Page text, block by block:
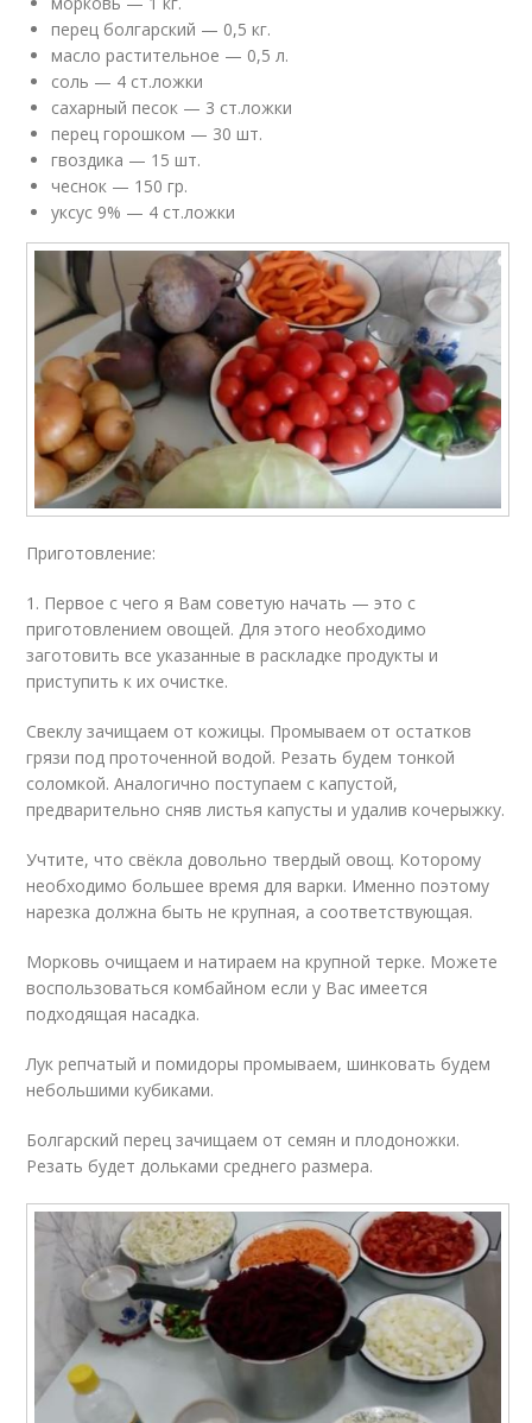
перец болгарский — 0,5 кг.
масло растительное — 0,5 л.
соль — 4 ст.ложки
сахарный песок — 3 ст.ложки
перец горошком — 30 шт.
гвоздика — 15 шт.
чеснок — 150 гр.
уксус 9% — 4 ст.ложки
Приготовление:
1. Первое с чего я Вам советую начать — это с
приготовлением овощей. Для этого необходимо
заготовить все указанные в раскладке продукты и
приступить к их очистке.
Свеклу зачищаем от кожицы. Промываем от остатков
грязи под проточенной водой. Резать будем тонкой
соломкой. Аналогично поступаем с капустой,
предварительно сняв листья капусты и удалив кочерыжку.
Учтите, что свёкла довольно твердый овощ. Которому
необходимо большее время для варки. Именно поэтому
нарезка должна быть не крупная, а соответствующая.
Морковь очищаем и натираем на крупной терке. Можете
воспользоваться комбайном если у Вас имеется
подходящая насадка.
Лук репчатый и помидоры промываем, шинковать будем
небольшими кубиками.
Болгарский перец зачищаем от семян и плодоножки.
Резать будет дольками среднего размера.